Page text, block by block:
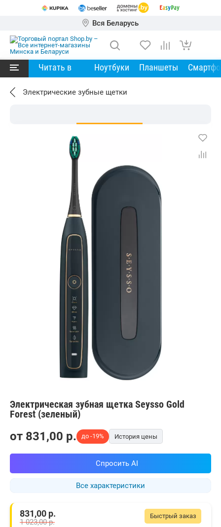
Вся Беларусь
Читать в Ноутбуки Планшеты
Электрические зубные щетки
Электрическая зубная щетка Seysso Gold
Forest (зеленый)
Все характеристики
от 831,00 p. до -19% История цены
Спросить AI
Быстрый заказ
831,00 р.
1 023,00р.